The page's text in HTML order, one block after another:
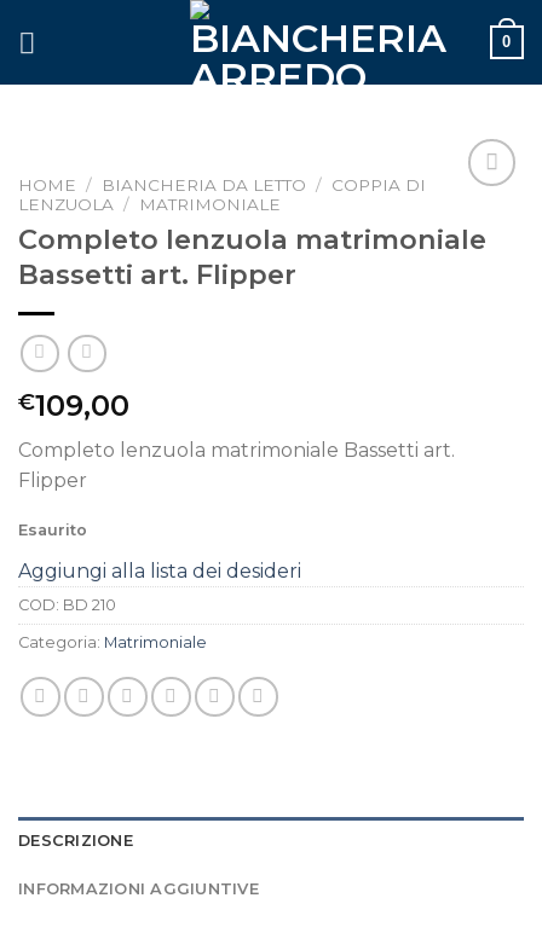
0
alla lista
dei
HOME / BIANCHERIA DA LETTO / COPPIA DI
LENZUOLA / MATRIMONIALE
Completo lenzuola matrimoniale
Bassetti art. Flipper
€109,00
Completo lenzuola matrimoniale Bassetti art.
Flipper
Esaurito
Aggiungi alla lista dei desideri
COD: BD 210
Categoria: Matrimoniale
DESCRIZIONE
INFORMAZIONI AGGIUNTIVE